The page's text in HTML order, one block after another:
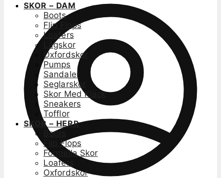
SKOR – DAM
Boots
Flip Flops
Loafers
Lågskor
Oxfordskor
Pumps
Sandaler
Seglarskor
Skor Med Klack
Sneakers
Tofflor
SKOR – HERR
Boots
Flip Flops
Formella Skor
Loafers
Oxfordskor